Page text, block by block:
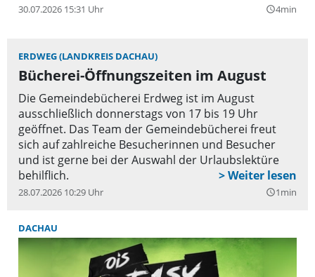
30.07.2026 15:31 Uhr query_builder4min
ERDWEG (LANDKREIS DACHAU)
Bücherei-Öffnungszeiten im August
Die Gemeindebücherei Erdweg ist im August
ausschließlich donnerstags von 17 bis 19 Uhr
geöffnet. Das Team der Gemeindebücherei freut
sich auf zahlreiche Besucherinnen und Besucher
und ist gerne bei der Auswahl der Urlaubslektüre
behilflich.
28.07.2026 10:29 Uhr query_builder1min
DACHAU